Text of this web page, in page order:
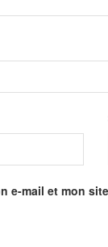
e-mail et mon